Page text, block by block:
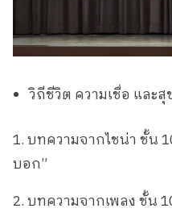
วิถีชีวิต ความเชื่อ และสุ
1. บทความจากไชน่า ชั้น
บอก”
2. บทความจากเพลง ชั้น